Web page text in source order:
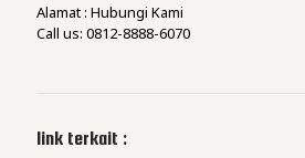
Alamat : Hubungi Kami
Call us: 0812-8888-6070
link terkait :